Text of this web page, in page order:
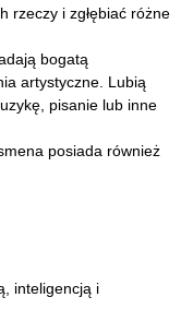
rzeczy i zgłębiać różne
bogatą
artystyczne. Lubią
pisanie lub inne
posiada również
inteligencją i